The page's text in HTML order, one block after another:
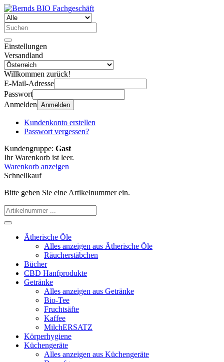
Einstellungen
Versandland
Willkommen zurück!
E-Mail-Adresse
Passwort
Anmelden Anmelden
Kundenkonto erstellen
Passwort vergessen?
Kundengruppe: Gast
Ihr Warenkorb ist leer.
Warenkorb anzeigen
Schnellkauf
Bitte geben Sie eine Artikelnummer ein.
Ätherische Öle
Alles anzeigen aus Ätherische Öle
Räucherstäbchen
Bücher
CBD Hanfprodukte
Getränke
Alles anzeigen aus Getränke
Bio-Tee
Fruchtsäfte
Kaffee
MilchERSATZ
Körperhygiene
Küchengeräte
Alles anzeigen aus Küchengeräte